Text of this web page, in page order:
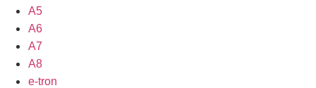
A5
A6
A7
A8
e-tron